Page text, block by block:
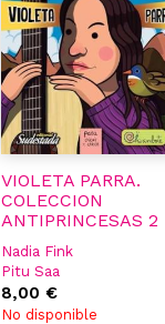
VIOLETA PARRA.
COLECCION
ANTIPRINCESAS 2
Nadia Fink
Pitu Saa
8,00 €
No disponible